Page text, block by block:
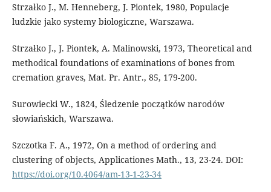
Strzałko J., M. Henneberg, J. Piontek, 1980, Populacje
ludzkie jako systemy biologiczne, Warszawa.
Strzałko J., J. Piontek, A. Malinowski, 1973, Theoretical and
methodical foundations of examinations of bones from
cremation graves, Mat. Pr. Antr., 85, 179-200.
Surowiecki W., 1824, Śledzenie początków narodów
słowiańskich, Warszawa.
Szczotka F. A., 1972, On a method of ordering and
clustering of objects, Applicationes Math., 13, 23-24. DOI:
https://doi.org/10.4064/am-13-1-23-34